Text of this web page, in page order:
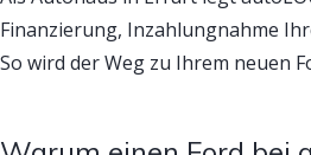
Finanzierung, Inzahlungnahme
So wird der Weg zu Ihrem neuen